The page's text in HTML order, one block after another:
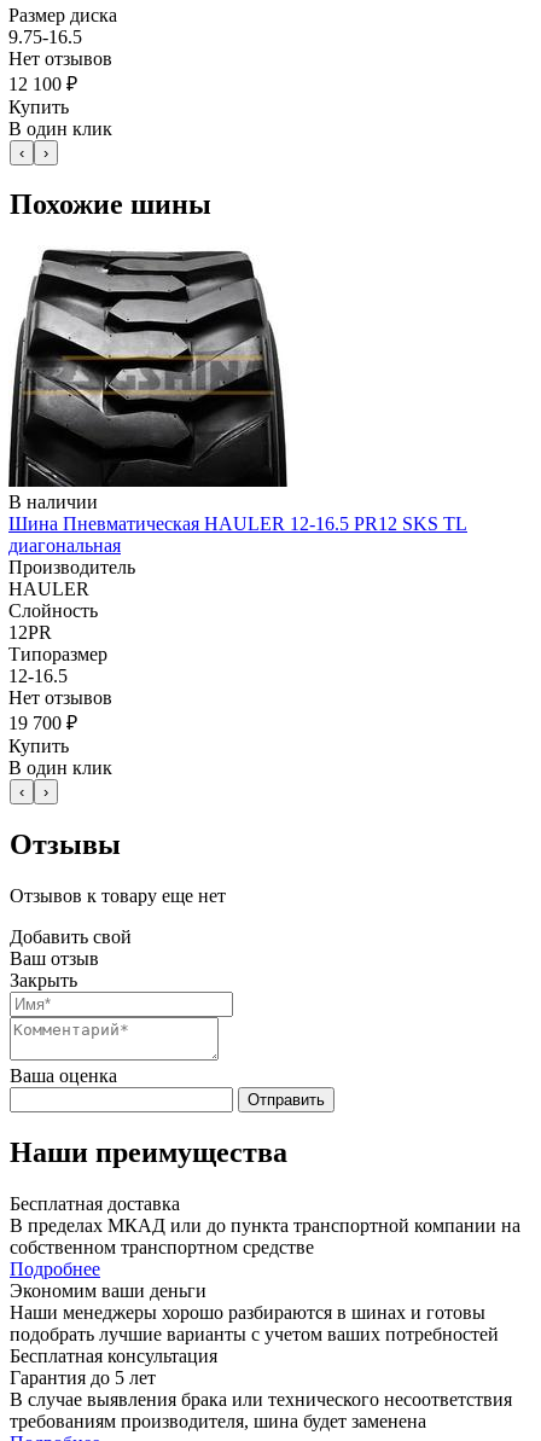
Размер диска
9.75-16.5
Нет отзывов
12 100 ₽
Купить
В один клик
‹ ›
Похожие шины
В наличии
Шина Пневматическая HAULER 12-16.5 PR12 SKS TL
диагональная
Производитель
HAULER
Слойность
12PR
Типоразмер
12-16.5
Нет отзывов
19 700 ₽
Купить
В один клик
‹ ›
Отзывы
Отзывов к товару еще нет
Добавить свой
Ваш отзыв
Закрыть
Ваша оценка
Отправить
Наши преимущества
Бесплатная доставка
В пределах МКАД или до пункта транспортной компании на
собственном транспортном средстве
Подробнее
Экономим ваши деньги
Наши менеджеры хорошо разбираются в шинах и готовы
подобрать лучшие варианты с учетом ваших потребностей
Бесплатная консультация
Гарантия до 5 лет
В случае выявления брака или технического несоответствия
требованиям производителя, шина будет заменена